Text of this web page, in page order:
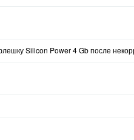
Silicon Power 4 Gb после